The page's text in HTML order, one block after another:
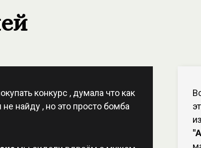
конкурс , думала что как
найду , но это просто бомба